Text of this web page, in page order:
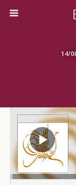
14/
Lecteur
audio